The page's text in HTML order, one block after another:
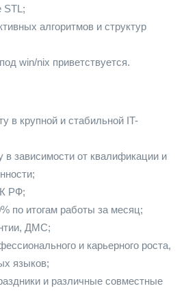
STL;
алгоритмов и структур
win/nix приветствуется.
в крупной и стабильной IT-
в зависимости от квалификации и
РФ;
по итогам работы за месяц;
ДМС;
и карьерного роста,
языков;
и различные совместные